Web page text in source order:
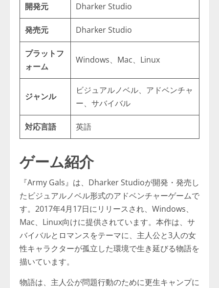
開発元 Dharker Studio
発売元 Dharker Studio
プラットフ
ォーム
Windows、Mac、Linux
ジャンル
ビジュアルノベル、アドベンチャ
ー、サバイバル
対応言語 英語
ゲーム紹介
『Army Gals』は、Dharker Studioが開発・発売し
たビジュアルノベル形式のアドベンチャーゲームで
す。2017年4月17日にリリースされ、Windows、
Mac、Linux向けに提供されています。本作は、サ
バイバルとロマンスをテーマに、主人公と3人の女
性キャラクターが孤立した環境で生き延びる物語を
描いています。
物語は、主人公が問題行動のために更生キャンプに